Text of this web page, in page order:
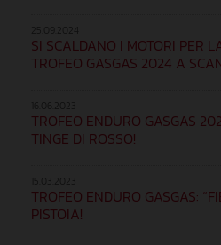
SI SCALDANO I MOTORI PER
TROFEO GASGAS 2024 A
TROFEO ENDURO GASGAS
TINGE DI ROSSO!
TROFEO ENDURO GASGAS:
PISTOIA!